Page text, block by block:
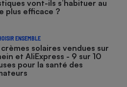
vont-ils s’habituer au
plus efficace ?
ENSEMBLE
solaires vendues sur
et AliExpress - 9 sur 10
pour la santé des